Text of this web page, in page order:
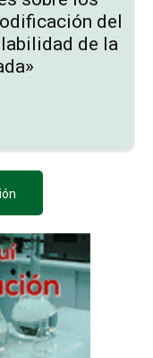
del
de la